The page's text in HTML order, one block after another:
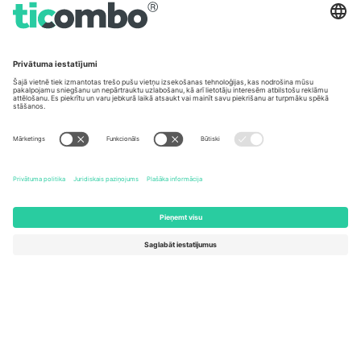
Germany
Unter den Linden 24, 10117
United Kingdom
167 City Road, London, Greater
Kingdom
United States
Newark, Delaware 19713, United
States
Switzerland
Engelberg, Switzerland